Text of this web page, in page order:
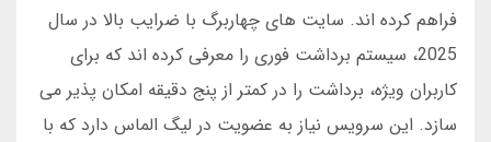
فراهم کرده اند. سایت های چهاربرگ با ضرایب بالا در سال
2025، سیستم برداشت فوری را معرفی کرده اند که برای
کاربران ویژه، برداشت را در کمتر از پنج دقیقه امکان پذیر می
سازد. این سرویس نیاز به عضویت در لیگ الماس دارد که با